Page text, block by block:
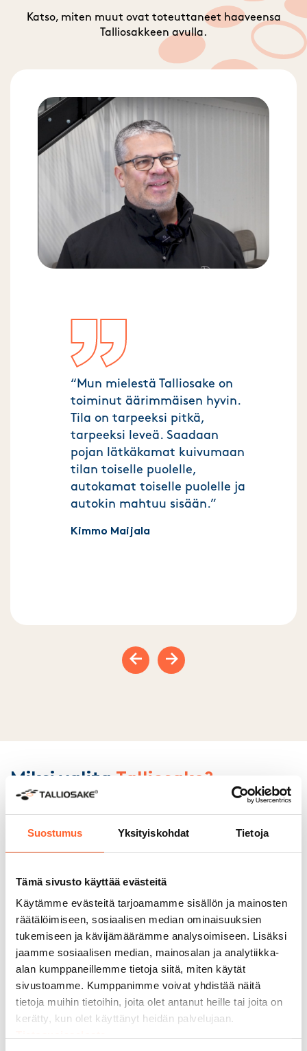
Suostumus Yksityiskohdat Tietoja
Tämä sivusto käyttää evästeitä
Käytämme evästeitä tarjoamamme sisällön ja mainosten
räätälöimiseen, sosiaalisen median ominaisuuksien
tukemiseen ja kävijämäärämme analysoimiseen. Lisäksi
jaamme sosiaalisen median, mainosalan ja analytiikka-
alan kumppaneillemme tietoja siitä, miten käytät
sivustoamme. Kumppanimme voivat yhdistää näitä
tietoja muihin tietoihin, joita olet antanut heille tai joita on
kerätty, kun olet käyttänyt heidän palvelujaan.
Katso, miten muut ovat toteuttaneet haaveensa
Talliosakkeen avulla.
“Mun mielestä Talliosake on
toiminut äärimmäisen hyvin.
Tila on tarpeeksi pitkä,
tarpeeksi leveä. Saadaan
pojan lätkäkamat kuivumaan
tilan toiselle puolelle,
autokamat toiselle puolelle ja
autokin mahtuu sisään.”
Kimmo Maijala
Previous slide
Next slide
Miksi valita Talliosake?
6000+ asiakasta
moneen tarkoitukseen. Yli 6 000
Talliosakkeesta unelmiensa autotallin,
varaston, työpajan – jopa kuntosalin.
200 000 m² rakennettuja
tiloja